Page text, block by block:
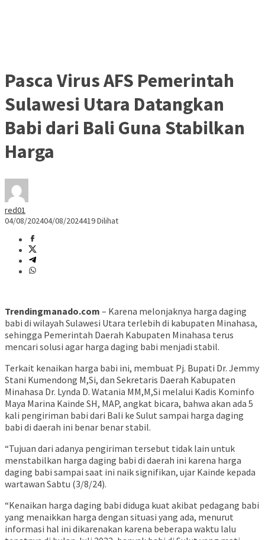
Pasca Virus AFS Pemerintah
Sulawesi Utara Datangkan
Babi dari Bali Guna Stabilkan
Harga
red01
04/08/202404/08/2024419 Dilihat
Trendingmanado.com – Karena melonjaknya harga daging
babi di wilayah Sulawesi Utara terlebih di kabupaten Minahasa,
sehingga Pemerintah Daerah Kabupaten Minahasa terus
mencari solusi agar harga daging babi menjadi stabil.
Terkait kenaikan harga babi ini, membuat Pj. Bupati Dr. Jemmy
Stani Kumendong M,Si, dan Sekretaris Daerah Kabupaten
Minahasa Dr. Lynda D. Watania MM,M,Si melalui Kadis Kominfo
Maya Marina Kainde SH, MAP, angkat bicara, bahwa akan ada 5
kali pengiriman babi dari Bali ke Sulut sampai harga daging
babi di daerah ini benar benar stabil.
“Tujuan dari adanya pengiriman tersebut tidak lain untuk
menstabilkan harga daging babi di daerah ini karena harga
daging babi sampai saat ini naik signifikan, ujar Kainde kepada
wartawan Sabtu (3/8/24).
“Kenaikan harga daging babi diduga kuat akibat pedagang babi
yang menaikkan harga dengan situasi yang ada, menurut
informasi hal ini dikarenakan karena beberapa waktu lalu